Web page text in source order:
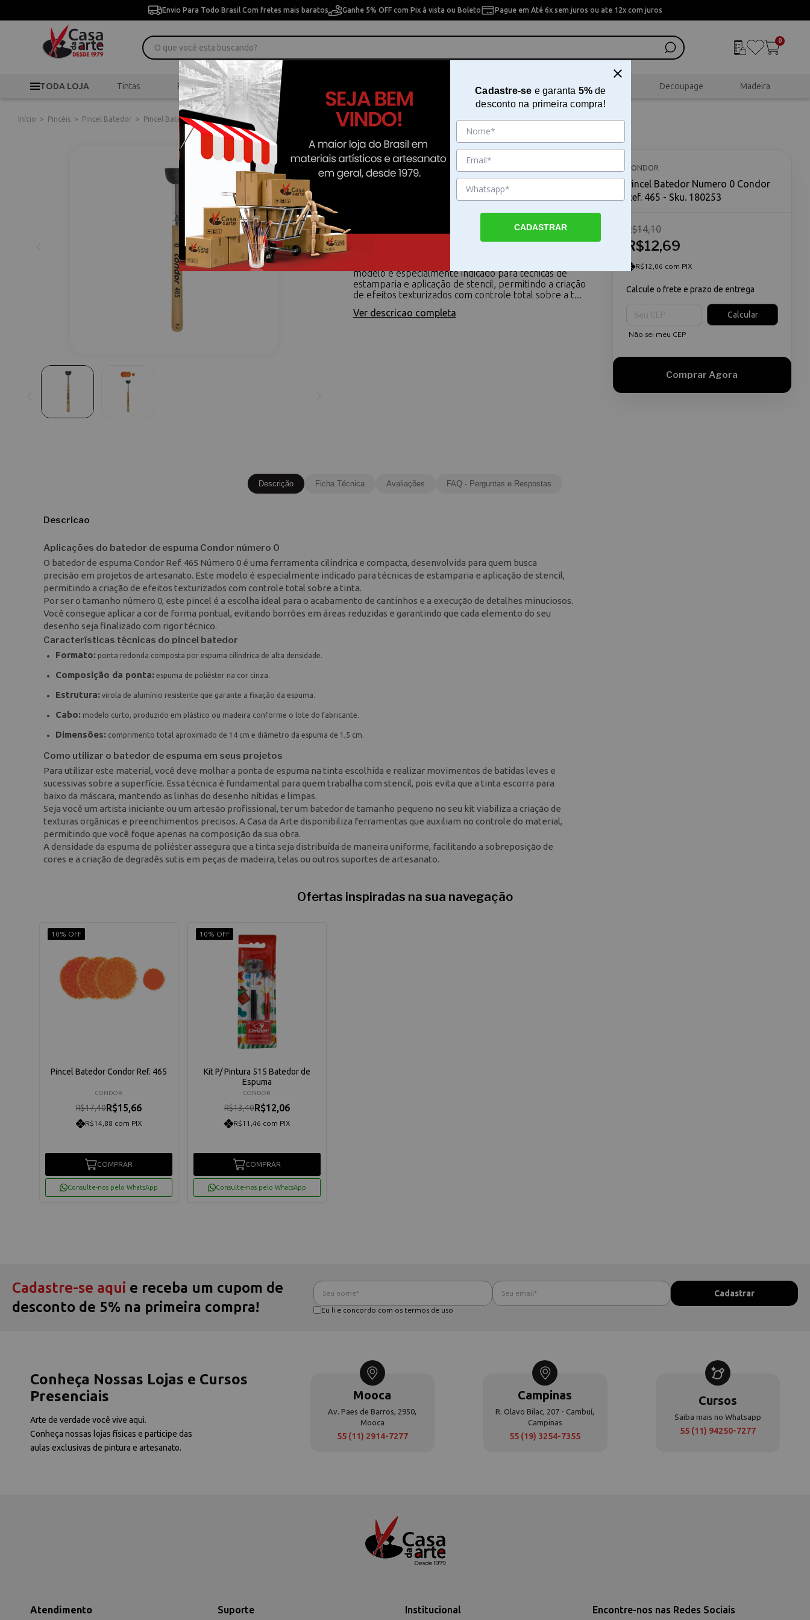
Envio Para Todo Brasil Com fretes mais baratos Ganhe 5% OFF com Pix à vista ou Boleto Pague em Até 6x sem juros ou ate 12x com juros
0
TODA LOJA Tintas Pincéis Desenho Pintura Artesanal Scrapbook Decoupage Madeira
Início > Pincéis > Pincel Batedor > Pincel Batedor Numero 0 Condor Ref. 465
Pincel Batedor Numero 0 Condor Ref. 465
Aplicações do batedor de espuma Condor número 0 O
batedor de espuma Condor Ref. 465 Número 0 é uma
modelo é especialmente indicado para técnicas de
estamparia e aplicação de stencil, permitindo a criação
de efeitos texturizados com controle total sobre a t...
Ver descricao completa
CONDOR
Pincel Batedor Numero 0 Condor
Ref. 465 - Sku. 180253
R$12,69
R$14,10
R$12,06 com PIX
Calcule o frete e prazo de entrega
Calcular
Não sei meu CEP
Descrição Ficha Técnica Avaliações FAQ - Perguntas e Respostas
Descricao
Aplicações do batedor de espuma Condor número 0
O batedor de espuma Condor Ref. 465 Número 0 é uma ferramenta cilíndrica e compacta, desenvolvida para quem busca
precisão em projetos de artesanato. Este modelo é especialmente indicado para técnicas de estamparia e aplicação de stencil,
permitindo a criação de efeitos texturizados com controle total sobre a tinta.
Por ser o tamanho número 0, este pincel é a escolha ideal para o acabamento de cantinhos e a execução de detalhes minuciosos.
Você consegue aplicar a cor de forma pontual, evitando borrões em áreas reduzidas e garantindo que cada elemento do seu
desenho seja finalizado com rigor técnico.
Características técnicas do pincel batedor
Formato: ponta redonda composta por espuma cilíndrica de alta densidade.
Composição da ponta: espuma de poliéster na cor cinza.
Estrutura: virola de alumínio resistente que garante a fixação da espuma.
Cabo: modelo curto, produzido em plástico ou madeira conforme o lote do fabricante.
Dimensões: comprimento total aproximado de 14 cm e diâmetro da espuma de 1,5 cm.
Como utilizar o batedor de espuma em seus projetos
Para utilizar este material, você deve molhar a ponta de espuma na tinta escolhida e realizar movimentos de batidas leves e
sucessivas sobre a superfície. Essa técnica é fundamental para quem trabalha com stencil, pois evita que a tinta escorra para
baixo da máscara, mantendo as linhas do desenho nítidas e limpas.
Seja você um artista iniciante ou um artesão profissional, ter um batedor de tamanho pequeno no seu kit viabiliza a criação de
texturas orgânicas e preenchimentos precisos. A Casa da Arte disponibiliza ferramentas que auxiliam no controle do material,
permitindo que você foque apenas na composição da sua obra.
A densidade da espuma de poliéster assegura que a tinta seja distribuída de maneira uniforme, facilitando a sobreposição de
cores e a criação de degradês sutis em peças de madeira, telas ou outros suportes de artesanato.
Ofertas inspiradas na sua navegação
10% OFF
Pincel Batedor Condor Ref. 465
CONDOR
R$17,40R$15,66
R$14,88 com PIX
COMPRAR
Consulte-nos pelo WhatsApp
10% OFF
Kit P/ Pintura 515 Batedor de
Espuma
CONDOR
R$13,40R$12,06
R$11,46 com PIX
COMPRAR
Consulte-nos pelo WhatsApp
Cadastre-se aqui e receba um cupom de
desconto de 5% na primeira compra!
Eu li e concordo com os termos de uso
Conheça Nossas Lojas e Cursos
Presenciais
Arte de verdade você vive aqui.
Conheça nossas lojas físicas e participe das
aulas exclusivas de pintura e artesanato.
Mooca
Av. Paes de Barros, 2950,
Mooca
55 (11) 2914-7277
Campinas
R. Olavo Bilac, 207 - Cambuí,
Campinas
55 (19) 3254-7355
Cursos
Saiba mais no Whatsapp
55 (11) 94250-7277
Atendimento Suporte Institucional Encontre-nos nas Redes Sociais
Cadastre-se e garanta 5%de
desconto na primeira compra!
CADASTRAR